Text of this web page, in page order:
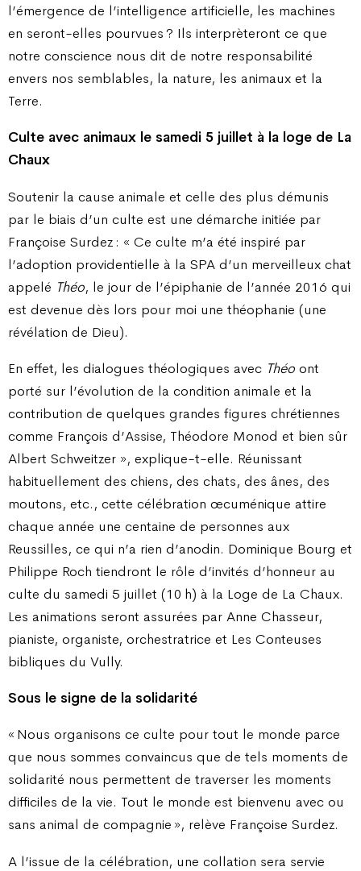
l’émergence de l’intelligence artificielle, les machines
en seront-elles pourvues ? Ils interprèteront ce que
notre conscience nous dit de notre responsabilité
envers nos semblables, la nature, les animaux et la
Terre.
Culte avec animaux le samedi 5 juillet à la loge de La
Chaux
Soutenir la cause animale et celle des plus démunis
par le biais d’un culte est une démarche initiée par
Françoise Surdez : « Ce culte m’a été inspiré par
l’adoption providentielle à la SPA d’un merveilleux chat
appelé Théo, le jour de l’épiphanie de l’année 2016 qui
est devenue dès lors pour moi une théophanie (une
révélation de Dieu).
En effet, les dialogues théologiques avec Théo ont
porté sur l’évolution de la condition animale et la
contribution de quelques grandes figures chrétiennes
comme François d’Assise, Théodore Monod et bien sûr
Albert Schweitzer », explique-t-elle. Réunissant
habituellement des chiens, des chats, des ânes, des
moutons, etc., cette célébration œcuménique attire
chaque année une centaine de personnes aux
Reussilles, ce qui n’a rien d’anodin. Dominique Bourg et
Philippe Roch tiendront le rôle d’invités d’honneur au
culte du samedi 5 juillet (10 h) à la Loge de La Chaux.
Les animations seront assurées par Anne Chasseur,
pianiste, organiste, orchestratrice et Les Conteuses
bibliques du Vully.
Sous le signe de la solidarité
« Nous organisons ce culte pour tout le monde parce
que nous sommes convaincus que de tels moments de
solidarité nous permettent de traverser les moments
difficiles de la vie. Tout le monde est bienvenu avec ou
sans animal de compagnie », relève Françoise Surdez.
A l’issue de la célébration, une collation sera servie